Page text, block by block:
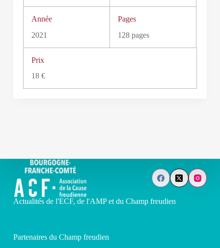
Année
2021
Pages
128 pages
Prix
18 €
Actualités de l'ECF, de l'AMP et du Champ freudien
Partenaires du Champ freudien